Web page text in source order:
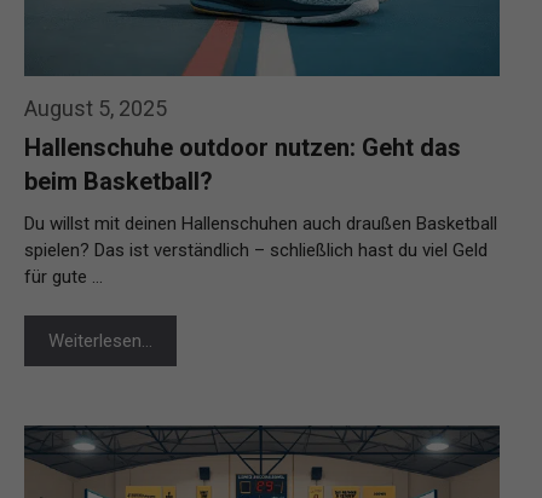
August 5, 2025
Hallenschuhe outdoor nutzen: Geht das
beim Basketball?
Du willst mit deinen Hallenschuhen auch draußen Basketball
spielen? Das ist verständlich – schließlich hast du viel Geld
für gute …
Weiterlesen…